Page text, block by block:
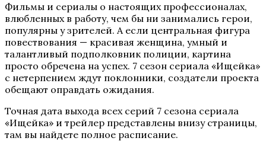
Фильмы и сериалы о настоящих профессионалах,
влюбленных в работу, чем бы ни занимались герои,
популярны у зрителей. А если центральная фигура
повествования — красивая женщина, умный и
талантливый подполковник полиции, картина
просто обречена на успех. 7 сезон сериала «Ищейка»
с нетерпением ждут поклонники, создатели проекта
обещают оправдать ожидания.
Точная дата выхода всех серий 7 сезона сериала
«Ищейка» и трейлер представлены внизу страницы,
там вы найдете полное расписание.